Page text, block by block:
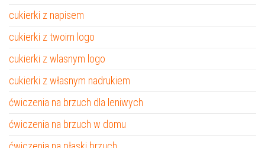
cukierki z napisem
cukierki z twoim logo
cukierki z wlasnym logo
cukierki z własnym nadrukiem
ćwiczenia na brzuch dla leniwych
ćwiczenia na brzuch w domu